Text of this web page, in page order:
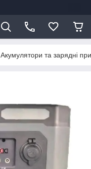
Акумулятори та зарядні